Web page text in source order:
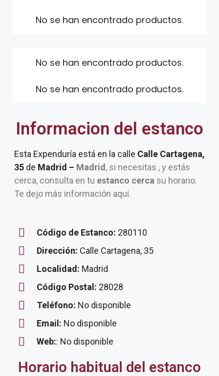
No se han encontrado productos.
No se han encontrado productos.
No se han encontrado productos.
Informacion del estanco
Esta Expenduría está en la calle Calle Cartagena,
35 de Madrid – Madrid , si necesitas , y estás
cerca, consulta en tu estanco cerca su horario.
Te dejo más información aquí.
Código de Estanco: 280110
Dirección: Calle Cartagena, 35
Localidad: Madrid
Código Postal: 28028
Teléfono: No disponible
Email: No disponible
Web:: No disponible
Horario habitual del estanco